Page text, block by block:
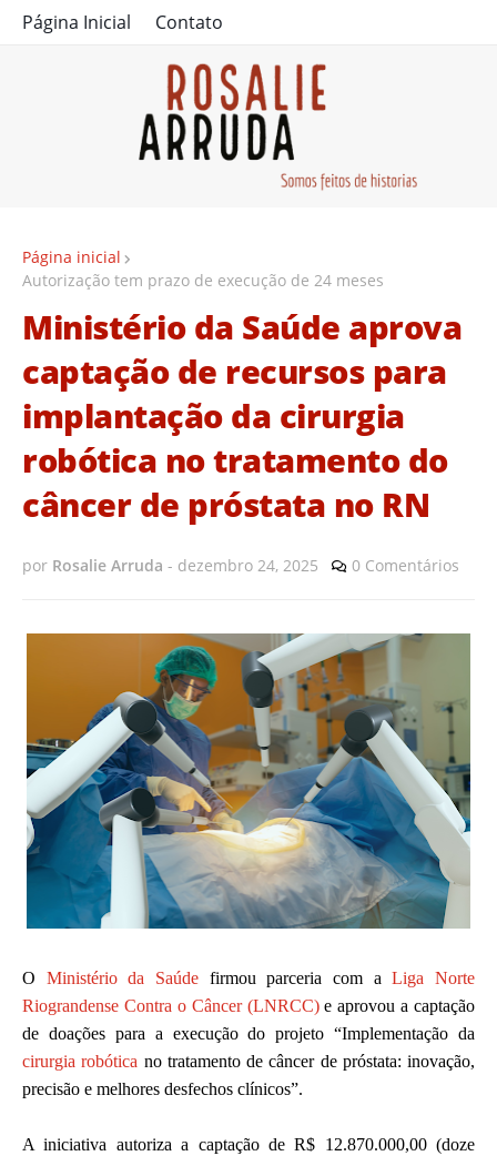
Página Inicial Contato
Página inicial
Autorização tem prazo de execução de 24 meses
Ministério da Saúde aprova
captação de recursos para
implantação da cirurgia
robótica no tratamento do
câncer de próstata no RN
por Rosalie Arruda - dezembro 24, 2025 0 Comentários
O Ministério da Saúde firmou parceria com aLiga Norte
Riograndense Contra o Câncer (LNRCC)e aprovou a captação
de doações para a execução do projeto “Implementação da
cirurgia robótica no tratamento de câncer de próstata: inovação,
precisão e melhores desfechos clínicos”.
A iniciativa autoriza a captação de R$ 12.870.000,00 (doze